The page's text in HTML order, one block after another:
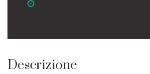
Descrizione